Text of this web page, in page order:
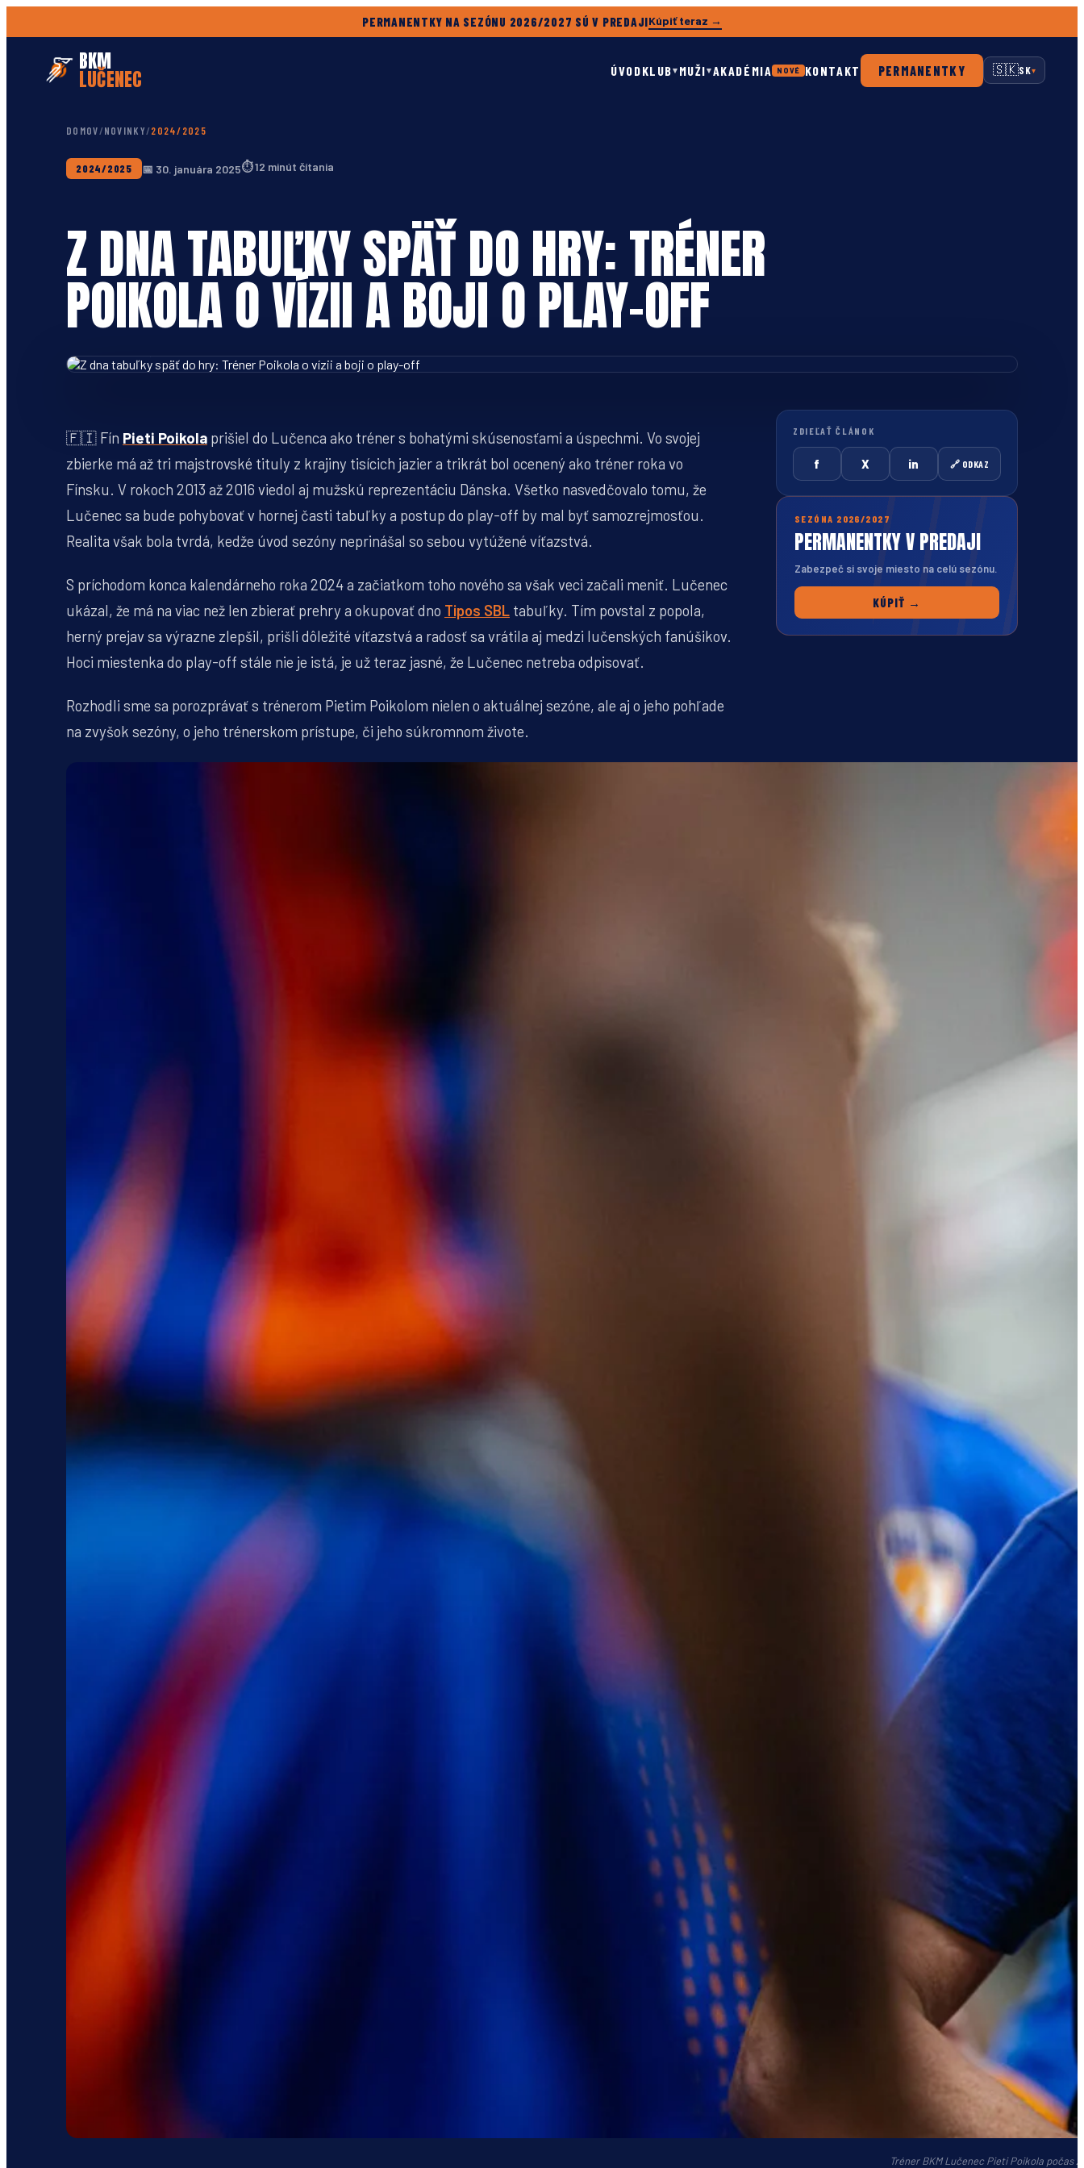
PERMANENTKY NA SEZÓNU 2026/2027 SÚ V PREDAJIKúpiť teraz →
BKM
LUČENEC 🇸🇰SK▾
ÚVODKLUB▾ MUŽI▾AKADÉMIA NOVÉ KONTAKT PERMANENTKY
DOMOV/NOVINKY/2024/2025
2024/2025 📅 30. januára 2025⏱12 minút čítania
Z DNA TABUĽKY SPÄŤ DO HRY: TRÉNER
POIKOLA O VÍZII A BOJI O PLAY-OFF
Foto: BKM Lučenec
🇫🇮 Fín Pieti Poikola prišiel do Lučenca ako tréner s bohatými skúsenosťami a úspechmi. Vo svojej
zbierke má až tri majstrovské tituly z krajiny tisícich jazier a trikrát bol ocenený ako tréner roka vo
Fínsku. V rokoch 2013 až 2016 viedol aj mužskú reprezentáciu Dánska. Všetko nasvedčovalo tomu, že
Lučenec sa bude pohybovať v hornej časti tabuľky a postup do play-off by mal byť samozrejmosťou.
Realita však bola tvrdá, kedže úvod sezóny neprinášal so sebou vytúžené víťazstvá.
S príchodom konca kalendárneho roka 2024 a začiatkom toho nového sa však veci začali meniť. Lučenec
ukázal, že má na viac než len zbierať prehry a okupovať dno Tipos SBL tabuľky. Tím povstal z popola,
herný prejav sa výrazne zlepšil, prišli dôležité víťazstvá a radosť sa vrátila aj medzi lučenských fanúšikov.
Hoci miestenka do play-off stále nie je istá, je už teraz jasné, že Lučenec netreba odpisovať.
Rozhodli sme sa porozprávať s trénerom Pietim Poikolom nielen o aktuálnej sezóne, ale aj o jeho pohľade
na zvyšok sezóny, o jeho trénerskom prístupe, či jeho súkromnom živote.
Tréner BKM Lučenec Pieti Poikola počas
ZDIEĽAŤ ČLÁNOK
f X in 🔗 ODKAZ
SEZÓNA 2026/2027
PERMANENTKY V PREDAJI
Zabezpeč si svoje miesto na celú sezónu.
KÚPIŤ →